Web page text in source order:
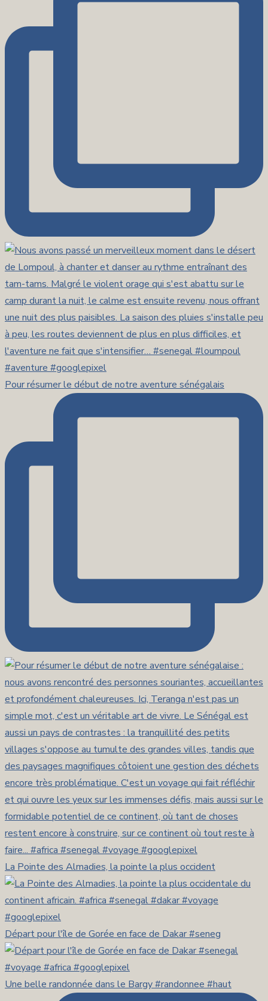
Pour résumer le début de notre aventure sénégalais
La Pointe des Almadies, la pointe la plus occident
Départ pour l'île de Gorée en face de Dakar #seneg
Une belle randonnée dans le Bargy #randonnee #haut